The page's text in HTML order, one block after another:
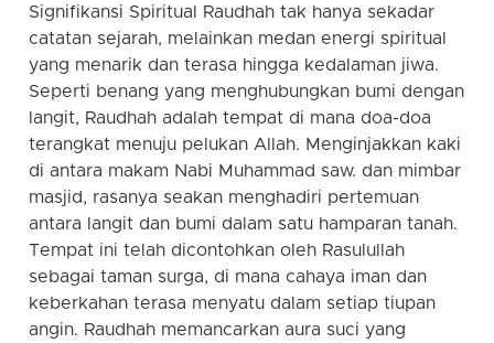
Signifikansi Spiritual Raudhah tak hanya sekadar
catatan sejarah, melainkan medan energi spiritual
yang menarik dan terasa hingga kedalaman jiwa.
Seperti benang yang menghubungkan bumi dengan
langit, Raudhah adalah tempat di mana doa-doa
terangkat menuju pelukan Allah. Menginjakkan kaki
di antara makam Nabi Muhammad saw. dan mimbar
masjid, rasanya seakan menghadiri pertemuan
antara langit dan bumi dalam satu hamparan tanah.
Tempat ini telah dicontohkan oleh Rasulullah
sebagai taman surga, di mana cahaya iman dan
keberkahan terasa menyatu dalam setiap tiupan
angin. Raudhah memancarkan aura suci yang